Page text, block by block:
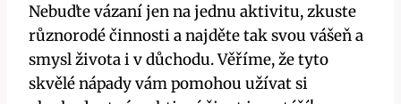
Nebuďte vázaní jen na jednu aktivitu, zkuste
různorodé činnosti a najděte tak svou vášeň a
smysl života i v důchodu. Věříme, že tyto
skvělé nápady vám pomohou užívat si